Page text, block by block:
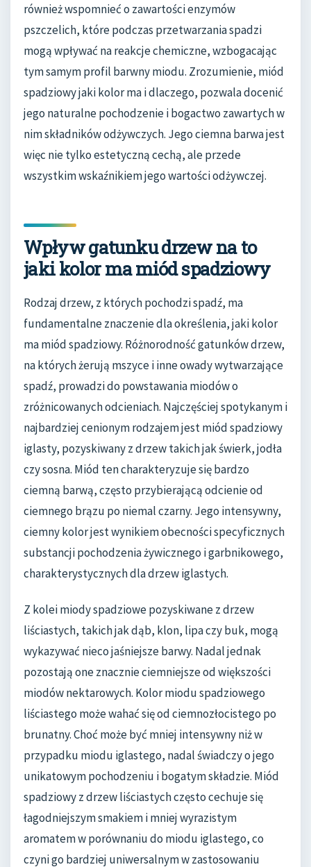
również wspomnieć o zawartości enzymów
pszczelich, które podczas przetwarzania spadzi
mogą wpływać na reakcje chemiczne, wzbogacając
tym samym profil barwny miodu. Zrozumienie, miód
spadziowy jaki kolor ma i dlaczego, pozwala docenić
jego naturalne pochodzenie i bogactwo zawartych w
nim składników odżywczych. Jego ciemna barwa jest
więc nie tylko estetyczną cechą, ale przede
wszystkim wskaźnikiem jego wartości odżywczej.
Wpływ gatunku drzew na to
jaki kolor ma miód spadziowy
Rodzaj drzew, z których pochodzi spadź, ma
fundamentalne znaczenie dla określenia, jaki kolor
ma miód spadziowy. Różnorodność gatunków drzew,
na których żerują mszyce i inne owady wytwarzające
spadź, prowadzi do powstawania miodów o
zróżnicowanych odcieniach. Najczęściej spotykanym i
najbardziej cenionym rodzajem jest miód spadziowy
iglasty, pozyskiwany z drzew takich jak świerk, jodła
czy sosna. Miód ten charakteryzuje się bardzo
ciemną barwą, często przybierającą odcienie od
ciemnego brązu po niemal czarny. Jego intensywny,
ciemny kolor jest wynikiem obecności specyficznych
substancji pochodzenia żywicznego i garbnikowego,
charakterystycznych dla drzew iglastych.
Z kolei miody spadziowe pozyskiwane z drzew
liściastych, takich jak dąb, klon, lipa czy buk, mogą
wykazywać nieco jaśniejsze barwy. Nadal jednak
pozostają one znacznie ciemniejsze od większości
miodów nektarowych. Kolor miodu spadziowego
liściastego może wahać się od ciemnozłocistego po
brunatny. Choć może być mniej intensywny niż w
przypadku miodu iglastego, nadal świadczy o jego
unikatowym pochodzeniu i bogatym składzie. Miód
spadziowy z drzew liściastych często cechuje się
łagodniejszym smakiem i mniej wyrazistym
aromatem w porównaniu do miodu iglastego, co
czyni go bardziej uniwersalnym w zastosowaniu